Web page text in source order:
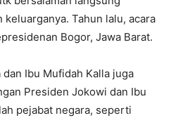
keluarganya. Tahun lalu, acara
Bogor, Jawa Barat.
Ibu Mufidah Kalla juga
Presiden Jokowi dan Ibu
pejabat negara, seperti